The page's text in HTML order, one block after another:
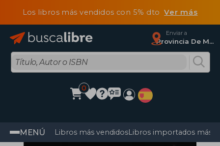
Los libros más vendidos con 5% dtoVer más
Enviar a
Provincia De Madrid
0
MENÚ Libros más vendidosLibros importados más